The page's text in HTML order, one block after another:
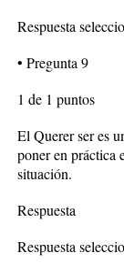
Respuesta
• Pregunta 9
1 de 1 puntos
El Querer ser es
poner en práctica
situación.
Respuesta
Respuesta